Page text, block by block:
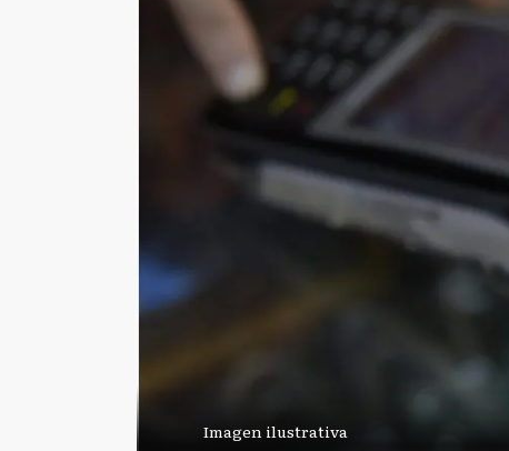
Imagen ilustrativa